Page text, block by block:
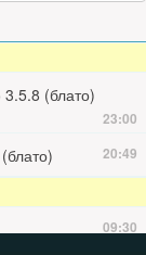
3.5.8 (блато)
23:00
20:49
09:30